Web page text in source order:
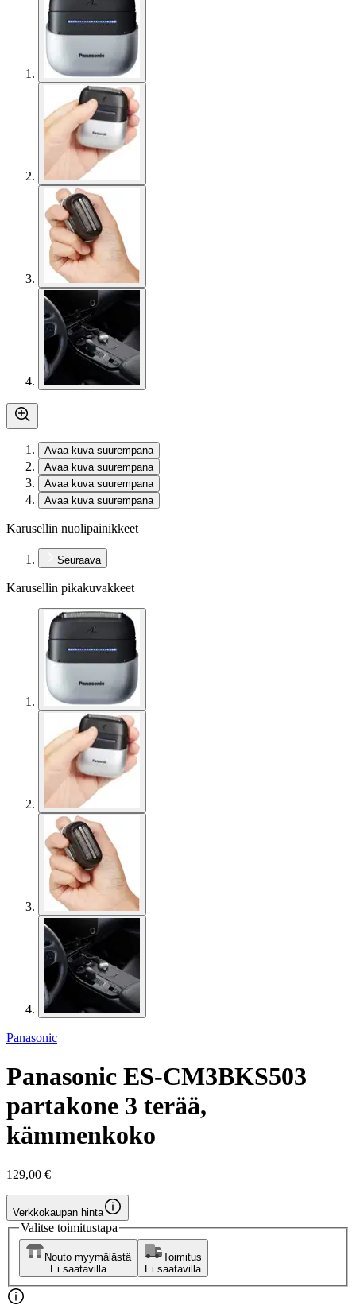
Avaa kuva suurempana
Avaa kuva suurempana
Avaa kuva suurempana
Avaa kuva suurempana
Karusellin nuolipainikkeet
Seuraava
Karusellin pikakuvakkeet
Panasonic
Panasonic ES-CM3BKS503
partakone 3 terää,
kämmenkoko
129,00 €
Verkkokaupan hinta
Valitse toimitustapa
Nouto myymälästä
Ei saatavilla
Toimitus
Ei saatavilla